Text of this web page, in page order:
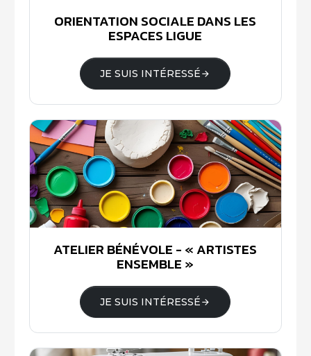
ORIENTATION SOCIALE DANS LES
ESPACES LIGUE
JE SUIS INTÉRESSÉ
ATELIER BÉNÉVOLE - « ARTISTES
ENSEMBLE »
JE SUIS INTÉRESSÉ